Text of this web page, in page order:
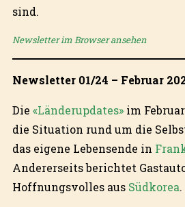
sind.
Newsletter im Browser ansehen
Newsletter 01/24 – Februar
Die «Länderupdates»im
die Situation rund um die
das eigene Lebensende in
Andererseits berichtet
Hoffnungsvolles aus Südkorea.